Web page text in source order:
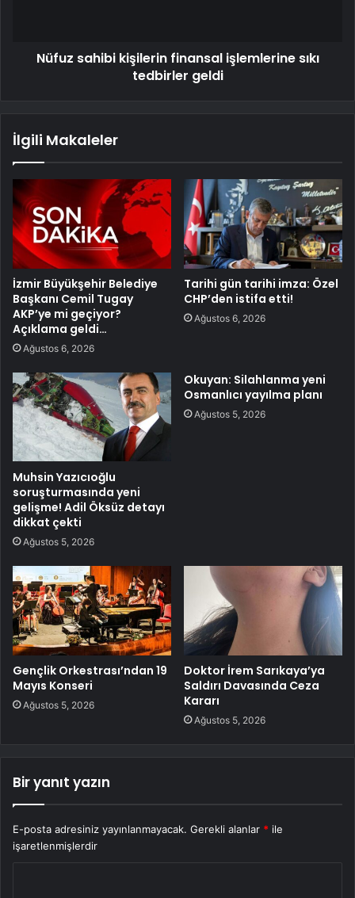
Nüfuz sahibi kişilerin finansal işlemlerine sıkı
tedbirler geldi
İlgili Makaleler
İzmir Büyükşehir Belediye
Başkanı Cemil Tugay
AKP’ye mi geçiyor?
Açıklama geldi…
Ağustos 6, 2026
Tarihi gün tarihi imza: Özel
CHP’den istifa etti!
Ağustos 6, 2026
Muhsin Yazıcıoğlu
soruşturmasında yeni
gelişme! Adil Öksüz detayı
dikkat çekti
Ağustos 5, 2026
Okuyan: Silahlanma yeni
Osmanlıcı yayılma planı
Ağustos 5, 2026
Gençlik Orkestrası’ndan 19
Mayıs Konseri
Ağustos 5, 2026
Doktor İrem Sarıkaya’ya
Saldırı Davasında Ceza
Kararı
Ağustos 5, 2026
Bir yanıt yazın
E-posta adresiniz yayınlanmayacak. Gerekli alanlar * ile
işaretlenmişlerdir